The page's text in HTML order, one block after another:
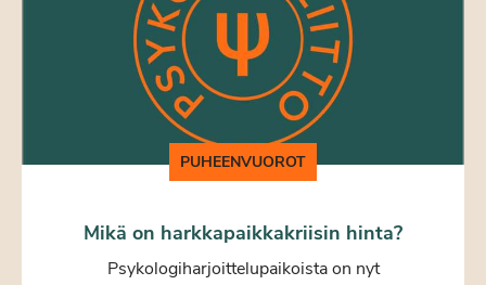
PUHEENVUOROT
Mikä on harkkapaikkakriisin hinta?
Psykologiharjoittelupaikoista on nyt